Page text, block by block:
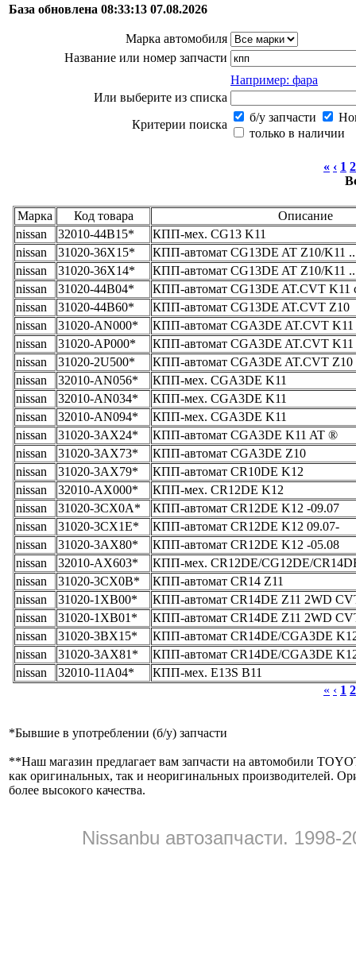
База обновлена 08:33:13 07.08.2026
Марка автомобиля
Название или номер запчасти
Например: фара
Или выберите из списка
Критерии поиска
б/у запчасти
только в наличии
« ‹ 1 2
Марка Код товара
Описание
nissan
32010-44B15*
КПП-мех. CG13 K11
nissan
31020-36X15*
КПП-автомат CG13DE AT Z10/K11
nissan
31020-36X14*
КПП-автомат CG13DE AT Z10/K11
nissan
31020-44B04*
КПП-автомат CG13DE AT.CVT K11
nissan
31020-44B60*
КПП-автомат CG13DE AT.CVT Z10
nissan
31020-AN000*
КПП-автомат CGA3DE AT.CVT K11
nissan
31020-AP000*
КПП-автомат CGA3DE AT.CVT K11
nissan
31020-2U500*
КПП-автомат CGA3DE AT.CVT Z10
nissan
32010-AN056*
КПП-мех. CGA3DE K11
nissan
32010-AN034*
КПП-мех. CGA3DE K11
nissan
32010-AN094*
КПП-мех. CGA3DE K11
nissan
31020-3AX24*
КПП-автомат CGA3DE K11 AT ®
nissan
31020-3AX73*
КПП-автомат CGA3DE Z10
nissan
31020-3AX79*
КПП-автомат CR10DE K12
nissan
32010-AX000*
КПП-мех. CR12DE K12
nissan
31020-3CX0A*
КПП-автомат CR12DE K12 -09.07
nissan
31020-3CX1E*
КПП-автомат CR12DE K12 09.07-
nissan
31020-3AX80*
КПП-автомат CR12DE K12 -05.08
nissan
32010-AX603*
КПП-мех. CR12DE/CG12DE/
nissan
31020-3CX0B*
КПП-автомат CR14 Z11
nissan
31020-1XB00*
КПП-автомат CR14DE Z11 2WD
nissan
31020-1XB01*
КПП-автомат CR14DE Z11 2WD
nissan
31020-3BX15*
КПП-автомат CR14DE/CGA3DE
nissan
31020-3AX81*
КПП-автомат CR14DE/CGA3DE
nissan
32010-11A04*
КПП-мех. E13S B11
« ‹ 1 2
*Бывшие в употреблении (б/y) запчасти
**Наш магазин предлагает вам запчасти на автомобили
как оригинальных, так и неоригинальных производителей.
более высокого качества.
Nissanbu автозапчасти. 1998-